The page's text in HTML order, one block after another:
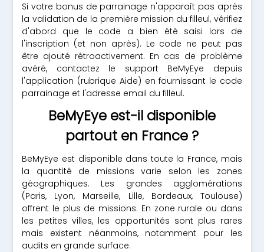
Si votre bonus de parrainage n'apparaît pas après
la validation de la première mission du filleul, vérifiez
d'abord que le code a bien été saisi lors de
l'inscription (et non après). Le code ne peut pas
être ajouté rétroactivement. En cas de problème
avéré, contactez le support BeMyEye depuis
l'application (rubrique Aide) en fournissant le code
parrainage et l'adresse email du filleul.
BeMyEye est-il disponible
partout en France ?
BeMyEye est disponible dans toute la France, mais
la quantité de missions varie selon les zones
géographiques. Les grandes agglomérations
(Paris, Lyon, Marseille, Lille, Bordeaux, Toulouse)
offrent le plus de missions. En zone rurale ou dans
les petites villes, les opportunités sont plus rares
mais existent néanmoins, notamment pour les
audits en grande surface.